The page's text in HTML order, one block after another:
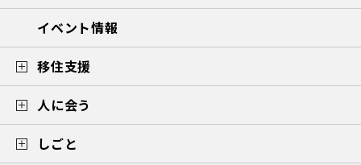
イベント情報
移住支援
人に会う
しごと